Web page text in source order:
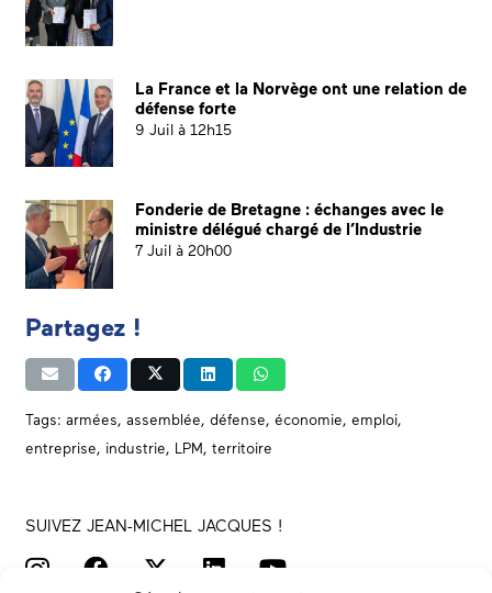
La France et la Norvège ont une relation de
défense forte
9 Juil à 12h15
Fonderie de Bretagne : échanges avec le
ministre délégué chargé de l’Industrie
7 Juil à 20h00
Partagez !
Tags: armées, assemblée, défense, économie, emploi,
entreprise, industrie, LPM, territoire
SUIVEZ JEAN-MICHEL JACQUES !